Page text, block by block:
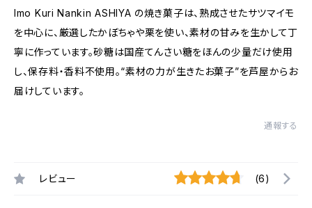
Imo Kuri Nankin ASHIYA の焼き菓子は、熟成させたサツマイモ
を中心に、厳選したかぼちゃや栗を使い、素材の甘みを生かして丁
寧に作っています。砂糖は国産てんさい糖をほんの少量だけ使用
し、保存料・香料不使用。“素材の力が生きたお菓子”を芦屋からお
届けしています。
通報する
レビュー (6)